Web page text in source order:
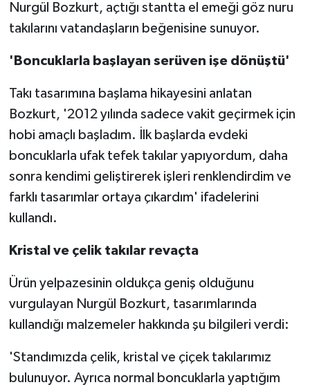
Nurgül Bozkurt, açtığı stantta el emeği göz nuru
takılarını vatandaşların beğenisine sunuyor.
'Boncuklarla başlayan serüven işe dönüştü'
Takı tasarımına başlama hikayesini anlatan
Bozkurt, '2012 yılında sadece vakit geçirmek için
hobi amaçlı başladım. İlk başlarda evdeki
boncuklarla ufak tefek takılar yapıyordum, daha
sonra kendimi geliştirerek işleri renklendirdim ve
farklı tasarımlar ortaya çıkardım' ifadelerini
kullandı.
Kristal ve çelik takılar revaçta
Ürün yelpazesinin oldukça geniş olduğunu
vurgulayan Nurgül Bozkurt, tasarımlarında
kullandığı malzemeler hakkında şu bilgileri verdi:
'Standımızda çelik, kristal ve çiçek takılarımız
bulunuyor. Ayrıca normal boncuklarla yaptığım